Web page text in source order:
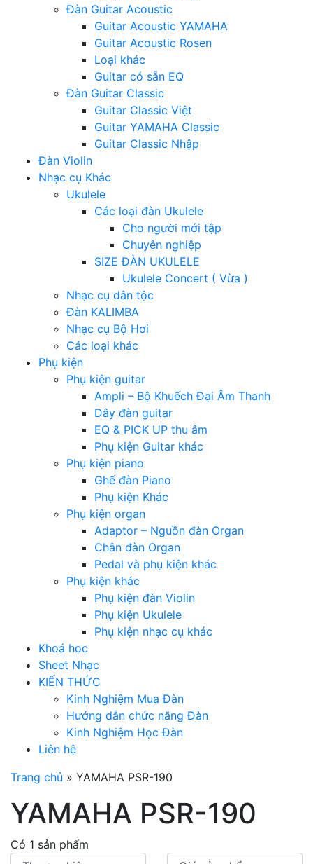
Đàn Guitar Acoustic
Guitar Acoustic YAMAHA
Guitar Acoustic Rosen
Loại khác
Guitar có sẵn EQ
Đàn Guitar Classic
Guitar Classic Việt
Guitar YAMAHA Classic
Guitar Classic Nhập
Đàn Violin
Nhạc cụ Khác
Ukulele
Các loại đàn Ukulele
Cho người mới tập
Chuyên nghiệp
SIZE ĐÀN UKULELE
Ukulele Concert ( Vừa )
Nhạc cụ dân tộc
Đàn KALIMBA
Nhạc cụ Bộ Hơi
Các loại khác
Phụ kiện
Phụ kiện guitar
Ampli – Bộ Khuếch Đại Âm Thanh
Dây đàn guitar
EQ & PICK UP thu âm
Phụ kiện Guitar khác
Phụ kiện piano
Ghế đàn Piano
Phụ kiện Khác
Phụ kiện organ
Adaptor – Nguồn đàn Organ
Chân đàn Organ
Pedal và phụ kiện khác
Phụ kiện khác
Phụ kiện đàn Violin
Phụ kiện Ukulele
Phụ kiện nhạc cụ khác
Khoá học
Sheet Nhạc
KIẾN THỨC
Kinh Nghiệm Mua Đàn
Hướng dẫn chức năng Đàn
Kinh Nghiệm Học Đàn
Liên hệ
Trang chủ » YAMAHA PSR-190
YAMAHA PSR-190
Có 1 sản phẩm